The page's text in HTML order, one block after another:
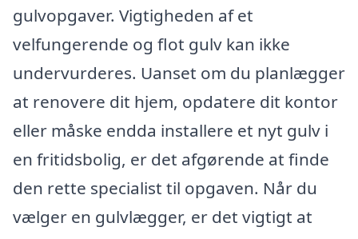
gulvopgaver. Vigtigheden af et
velfungerende og flot gulv kan ikke
undervurderes. Uanset om du planlægger
at renovere dit hjem, opdatere dit kontor
eller måske endda installere et nyt gulv i
en fritidsbolig, er det afgørende at finde
den rette specialist til opgaven. Når du
vælger en gulvlægger, er det vigtigt at